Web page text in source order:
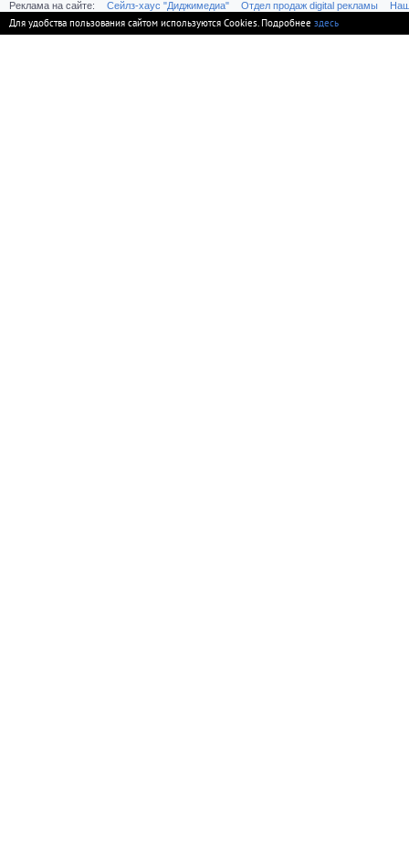
Реклама на сайте: Cейлз-хаус "Диджимедиа" Отдел продаж digital рекламы
Для удобства пользования сайтом используются Cookies. Подробнее здесь